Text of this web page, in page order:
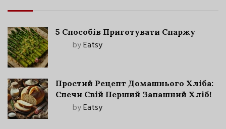
5 Способів Приготувати Спаржу
byEatsy
Простий Рецепт Домашнього Хліба:
Спечи Свій Перший Запашний Хліб!
byEatsy